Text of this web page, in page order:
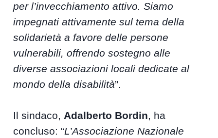
per l’invecchiamento attivo. Siamo
impegnati attivamente sul tema della
solidarietà a favore delle persone
vulnerabili, offrendo sostegno alle
diverse associazioni locali dedicate al
mondo della disabilità”.
Il sindaco, Adalberto Bordin, ha
concluso: “L’Associazione Nazionale